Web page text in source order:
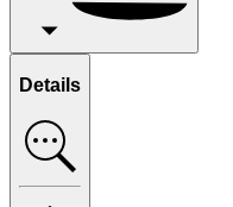
Details